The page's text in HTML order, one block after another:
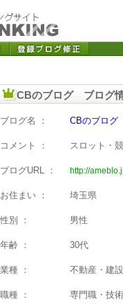
CBのブログ ブログ
ブログ名 ： CBのブログ
コメント ： スロット・
ブログURL ： http://
お住まい ： 埼玉県
性別 ： 男性
年齢 ： 30代
業種 ： 不動産・建設
職種 ： 専門職・技